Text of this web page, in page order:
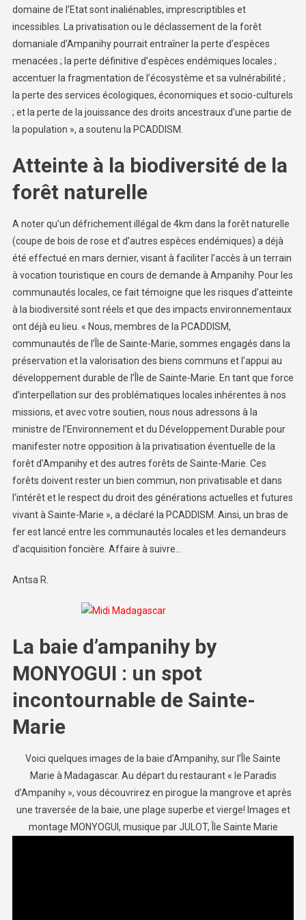
domaine de l’Etat sont inaliénables, imprescriptibles et
incessibles. La privatisation ou le déclassement de la forêt
domaniale d’Ampanihy pourrait entraîner la perte d’espèces
menacées ; la perte définitive d’espèces endémiques locales ;
accentuer la fragmentation de l’écosystème et sa vulnérabilité ;
la perte des services écologiques, économiques et socio-culturels
; et la perte de la jouissance des droits ancestraux d’une partie de
la population », a soutenu la PCADDISM.
Atteinte à la biodiversité de la
forêt naturelle
A noter qu’un défrichement illégal de 4km dans la forêt naturelle
(coupe de bois de rose et d’autres espèces endémiques) a déjà
été effectué en mars dernier, visant à faciliter l’accès à un terrain
à vocation touristique en cours de demande à Ampanihy. Pour les
communautés locales, ce fait témoigne que les risques d’atteinte
à la biodiversité sont réels et que des impacts environnementaux
ont déjà eu lieu. « Nous, membres de la PCADDISM,
communautés de l’Île de Sainte-Marie, sommes engagés dans la
préservation et la valorisation des biens communs et l’appui au
développement durable de l’Île de Sainte-Marie. En tant que force
d’interpellation sur des problématiques locales inhérentes à nos
missions, et avec votre soutien, nous nous adressons à la
ministre de l’Environnement et du Développement Durable pour
manifester notre opposition à la privatisation éventuelle de la
forêt d’Ampanihy et des autres forêts de Sainte-Marie. Ces
forêts doivent rester un bien commun, non privatisable et dans
l’intérêt et le respect du droit des générations actuelles et futures
vivant à Sainte-Marie », a déclaré la PCADDISM. Ainsi, un bras de
fer est lancé entre les communautés locales et les demandeurs
d’acquisition foncière. Affaire à suivre…
Antsa R.
La baie d’ampanihy by
MONYOGUI : un spot
incontournable de Sainte-
Marie
Voici quelques images de la baie d’Ampanihy, sur l’Île Sainte
Marie à Madagascar. Au départ du restaurant « le Paradis
d’Ampanihy », vous découvrirez en pirogue la mangrove et après
une traversée de la baie, une plage superbe et vierge! Images et
montage MONYOGUI, musique par JULOT, Île Sainte Marie